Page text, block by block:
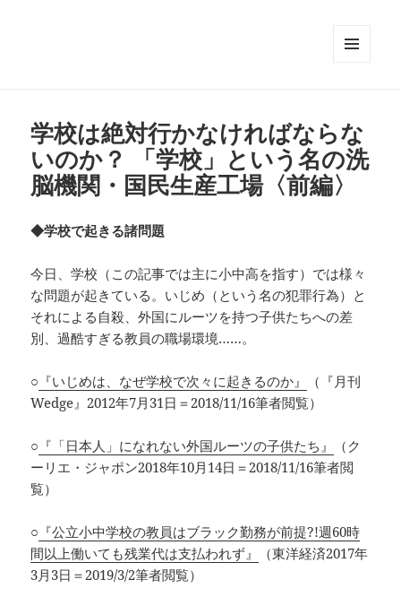
学校は絶対行かなければならな
いのか？ 「学校」という名の洗
脳機関・国民生産工場〈前編〉
◆学校で起きる諸問題
今日、学校（この記事では主に小中高を指す）では様々
な問題が起きている。いじめ（という名の犯罪行為）と
それによる自殺、外国にルーツを持つ子供たちへの差
別、過酷すぎる教員の職場環境……。
○ 『いじめは、なぜ学校で次々に起きるのか』
（『月刊
Wedge』2012年7月31日＝2018/11/16筆者閲覧）
○ 『「日本人」になれない外国ルーツの子供たち』
（ク
ーリエ・ジャポン2018年10月14日＝2018/11/16筆者閲
覧）
○ 『公立小中学校の教員はブラック勤務が前提?!週60時
間以上働いても残業代は支払われず』
（東洋経済2017年
3月3日＝2019/3/2筆者閲覧）